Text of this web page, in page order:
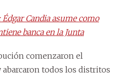
Édgar Candia asume como
banca en la Junta
comenzaron el
todos los distritos